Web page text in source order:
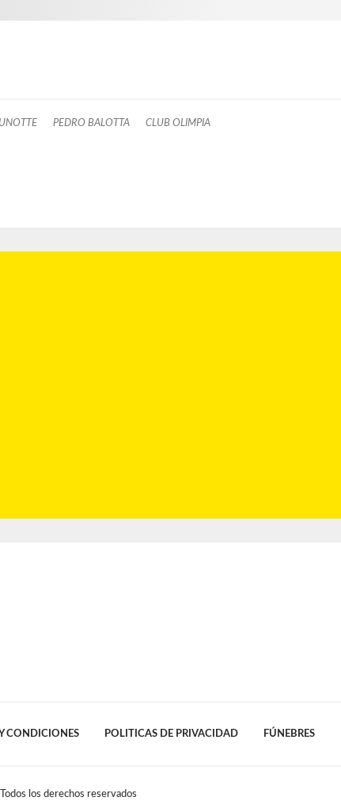
PEDRO BALOTTA CLUB OLIMPIA
CONDICIONES POLITICAS DE PRIVACIDAD FÚNEBRES
los derechos reservados